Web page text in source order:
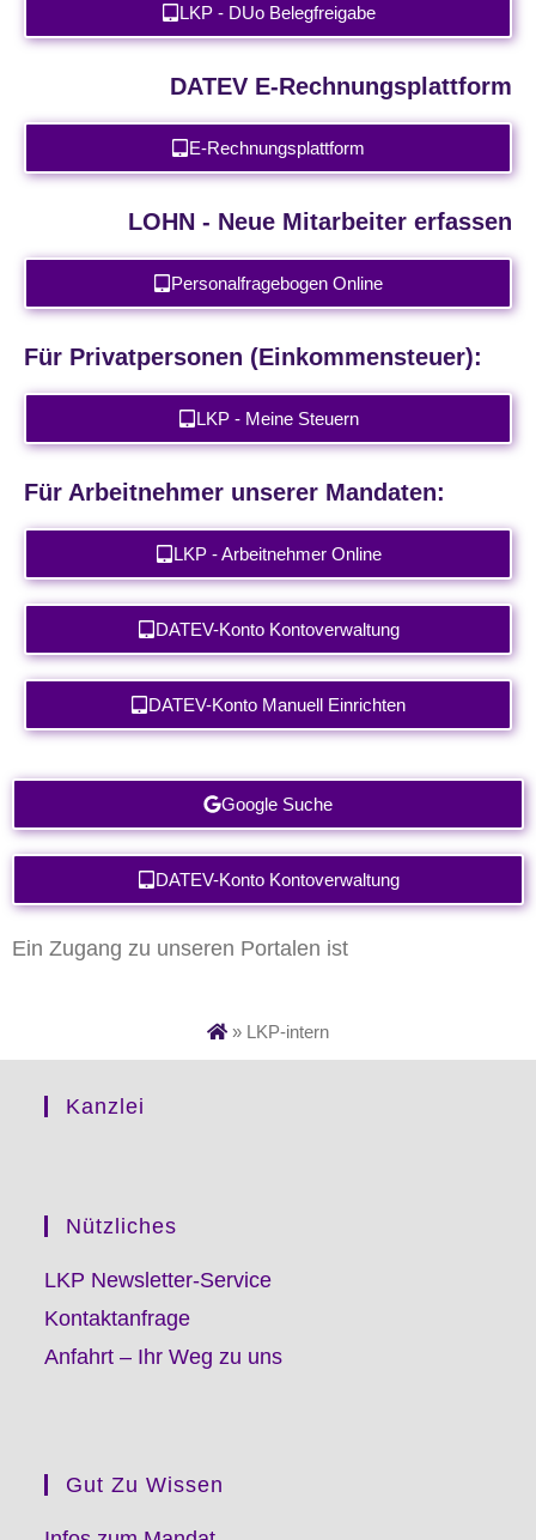
LKP - DUo Belegfreigabe
DATEV E-Rechnungsplattform
E-Rechnungsplattform
LOHN - Neue Mitarbeiter erfassen
Personalfragebogen Online
Für Privatpersonen (Einkommensteuer):
LKP - Meine Steuern
Für Arbeitnehmer unserer Mandaten:
LKP - Arbeitnehmer Online
DATEV-Konto Kontoverwaltung
DATEV-Konto Manuell Einrichten
Google Suche
DATEV-Konto Kontoverwaltung
Ein Zugang zu unseren Portalen ist
» LKP-intern
Kanzlei
Nützliches
LKP Newsletter-Service
Kontaktanfrage
Anfahrt – Ihr Weg zu uns
Gut Zu Wissen